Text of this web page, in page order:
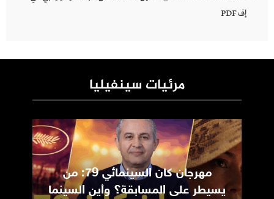
إف PDF
مرئيات سينفيليا
مهرجان كان السينمائي 79: من
يسيطر على المسابقة؟ وأين السينما